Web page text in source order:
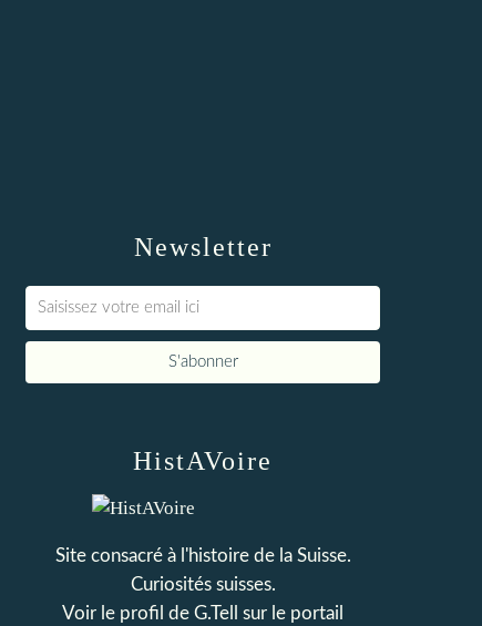
Newsletter
HistAVoire
Site consacré à l'histoire de la Suisse.
Curiosités suisses.
Voir le profil de G.Tell
sur le portail